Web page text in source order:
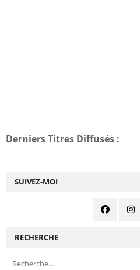
SUIVEZ-MOI
RECHERCHE
Derniers Titres Diffusés :